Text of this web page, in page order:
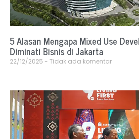
5 Alasan Mengapa Mixed Use
Diminati Bisnis di Jakarta
22/12/2025 Tidak ada komentar